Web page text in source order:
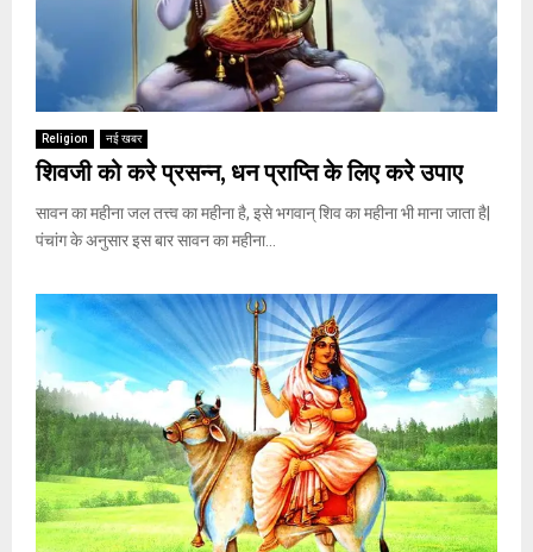
Religion नई खबर
शिवजी को करे प्रसन्न, धन प्राप्ति के लिए करे उपाए
सावन का महीना जल तत्त्व का महीना है, इसे भगवान् शिव का महीना भी माना जाता है|
पंचांग के अनुसार इस बार सावन का महीना...